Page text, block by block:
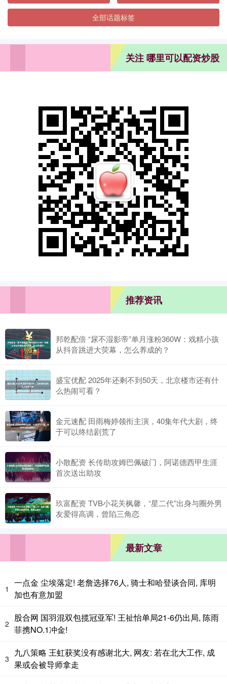
全部话题标签
关注 哪里可以配资炒股
推荐资讯
邦乾配倍 “尿不湿影帝”单月涨粉360W：戏精小孩
从抖音跳进大荧幕，怎么养成的？
盛宝优配 2025年还剩不到50天，北京楼市还有什
么热闹可看？
金元速配 田雨梅婷领衔主演，40集年代大剧，终
于可以终结剧荒了
小散配资 长传助攻姆巴佩破门，阿诺德西甲生涯
首次送出助攻
玖富配资 TVB小花关枫馨，“星二代”出身与圈外男
友爱得高调，曾陷三角恋
最新文章
1
一点金 尘埃落定! 老詹选择76人, 骑士和哈登谈合同, 库明
加也有意加盟
2
股合网 国羽混双包揽冠亚军! 王祉怡单局21-6仍出局, 陈雨
菲携NO.1冲金!
3
九八策略 王虹获奖没有感谢北大, 网友: 若在北大工作, 成
果或会被导师拿走